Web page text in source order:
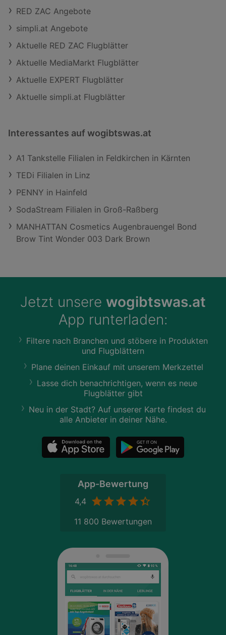
RED ZAC Angebote
simpli.at Angebote
Aktuelle RED ZAC Flugblätter
Aktuelle MediaMarkt Flugblätter
Aktuelle EXPERT Flugblätter
Aktuelle simpli.at Flugblätter
Interessantes auf wogibtswas.at
A1 Tankstelle Filialen in Feldkirchen in Kärnten
TEDi Filialen in Linz
PENNY in Hainfeld
SodaStream Filialen in Groß-Raßberg
MANHATTAN Cosmetics Augenbrauengel Bond
Brow Tint Wonder 003 Dark Brown
Jetzt unsere wogibtswas.at
App runterladen:
Filtere nach Branchen und stöbere in Produkten
und Flugblättern
Plane deinen Einkauf mit unserem Merkzettel
Lasse dich benachrichtigen, wenn es neue
Flugblätter gibt
Neu in der Stadt? Auf unserer Karte findest du
alle Anbieter in deiner Nähe.
App-Bewertung
4,4
11 800 Bewertungen